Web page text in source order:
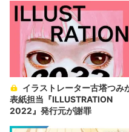
表紙担当『ILLUSTRATION
2022』発行元が謝罪